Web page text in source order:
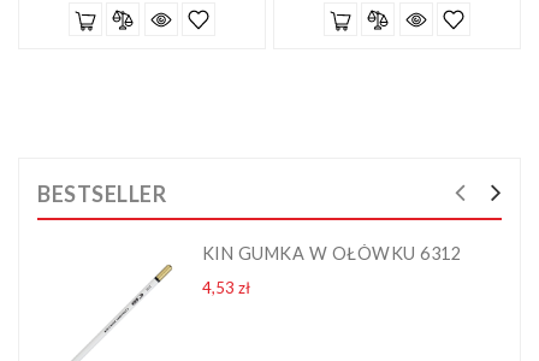
BESTSELLER
KIN GUMKA W OŁÓWKU 6312
4,53 złCena